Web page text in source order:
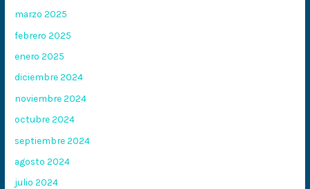
marzo 2025
febrero 2025
enero 2025
diciembre 2024
noviembre 2024
octubre 2024
septiembre 2024
agosto 2024
julio 2024